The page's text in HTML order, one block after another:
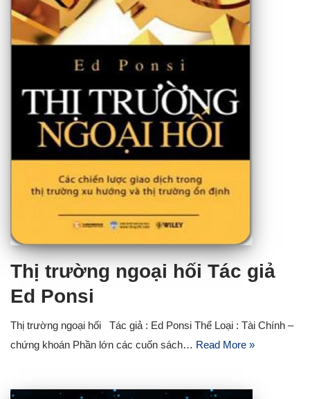
Thị trường ngoại hối Tác giả
Ed Ponsi
Thị trường ngoại hối Tác giả : Ed Ponsi Thể Loại : Tài Chính –
chứng khoán Phần lớn các cuốn sách… Read More »